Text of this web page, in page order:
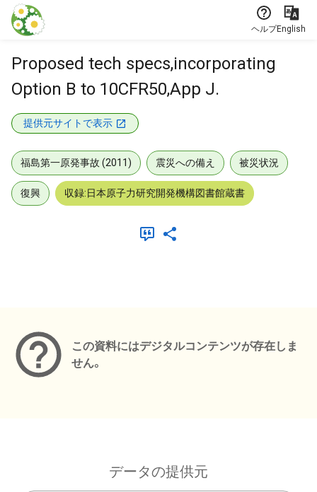
本文に飛ぶ
ヘルプEnglish
Proposed tech specs,incorporating
Option B to 10CFR50,App J.
提供元サイトで表示
福島第一原発事故 (2011) 震災への備え 被災状況
復興 収録:日本原子力研究開発機構図書館蔵書
この資料にはデジタルコンテンツが存在しま
せん。
データの提供元